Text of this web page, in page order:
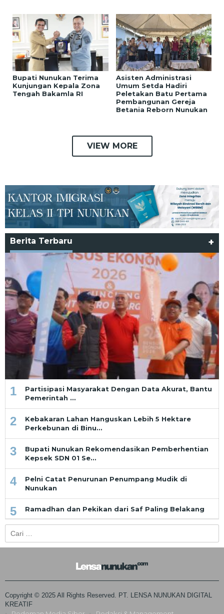
Bupati Nunukan Terima
Kunjungan Kepala Zona
Tengah Bakamla RI
Asisten Administrasi
Umum Setda Hadiri
Peletakan Batu Pertama
Pembangunan Gereja
Betania Reborn Nunukan
VIEW MORE
Berita Terbaru +
1
Partisipasi Masyarakat Dengan Data Akurat, Bantu
Pemerintah …
2
Kebakaran Lahan Hanguskan Lebih 5 Hektare
Perkebunan di Binu…
3
Bupati Nunukan Rekomendasikan Pemberhentian
Kepsek SDN 01 Se…
4
Pelni Catat Penurunan Penumpang Mudik di
Nunukan
5 Ramadhan dan Pekikan dari Saf Paling Belakang
untuk:
Copyright © 2025 All Rights Reserved. PT. LENSA NUNUKAN DIGITAL
KREATIF